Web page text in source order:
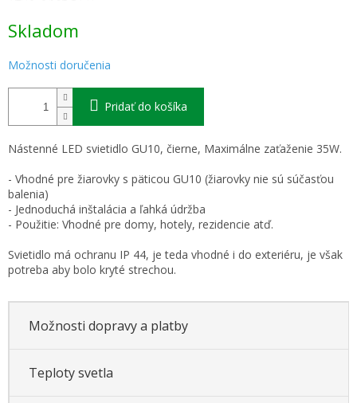
cena:
Skladom
Možnosti doručenia
Pridať do košíka
Nástenné LED svietidlo GU10, čierne, Maximálne zaťaženie 35W.
- Vhodné pre žiarovky s päticou GU10 (žiarovky nie sú súčasťou
balenia)
- Jednoduchá inštalácia a ľahká údržba
- Použitie: Vhodné pre domy, hotely, rezidencie atď.
Svietidlo má ochranu IP 44, je teda vhodné i do exteriéru, je však
potreba aby bolo kryté strechou.
Možnosti dopravy a platby
Teploty svetla